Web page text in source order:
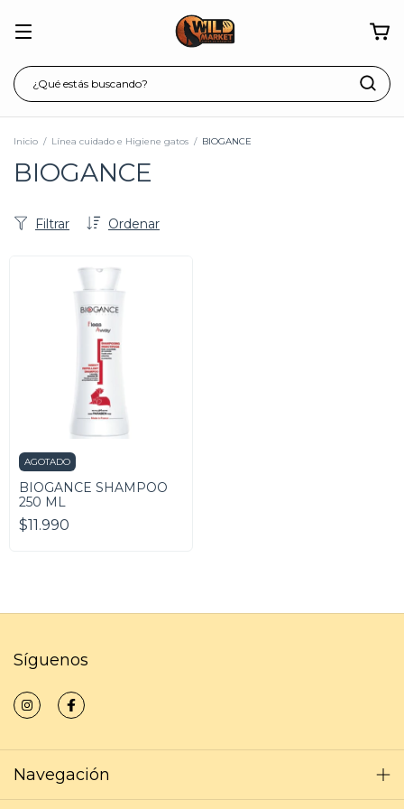
Inicio / Línea cuidado e Higiene gatos / BIOGANCE
BIOGANCE
Ordenar
Filtrar
AGOTADO
BIOGANCE SHAMPOO
250 ML
$11.990
Síguenos
Navegación